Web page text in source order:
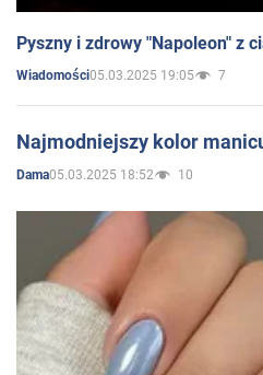
Pyszny i zdrowy "Napoleon" z
Wiadomości05.03.2025 19:05 7
Najmodniejszy kolor
Dama05.03.2025 18:52 10